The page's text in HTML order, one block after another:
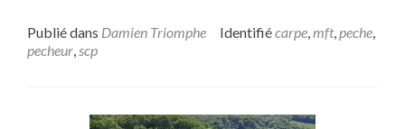
Publié dans Damien Triomphe Identifiécarpe,mft,peche,
pecheur,scp